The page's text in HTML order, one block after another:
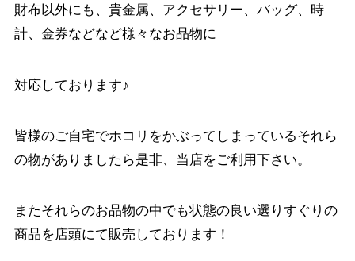
財布以外にも、貴金属、アクセサリー、バッグ、時
計、金券などなど様々なお品物に
対応しております♪
皆様のご自宅でホコリをかぶってしまっているそれら
の物がありましたら是非、当店をご利用下さい。
またそれらのお品物の中でも状態の良い選りすぐりの
商品を店頭にて販売しております！